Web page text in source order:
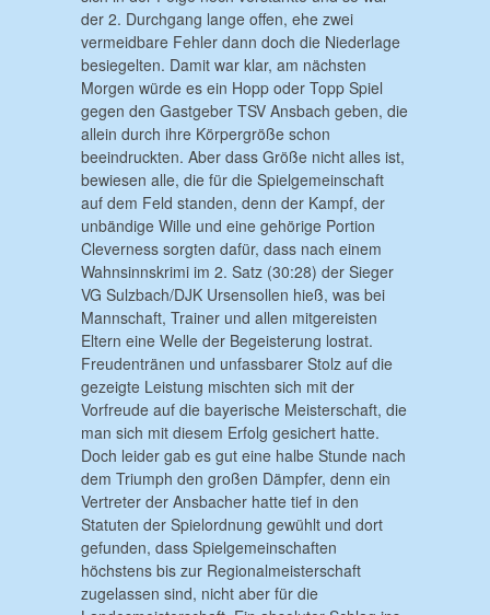
der 2. Durchgang lange offen, ehe zwei
vermeidbare Fehler dann doch die Niederlage
besiegelten. Damit war klar, am nächsten
Morgen würde es ein Hopp oder Topp Spiel
gegen den Gastgeber TSV Ansbach geben, die
allein durch ihre Körpergröße schon
beeindruckten. Aber dass Größe nicht alles ist,
bewiesen alle, die für die Spielgemeinschaft
auf dem Feld standen, denn der Kampf, der
unbändige Wille und eine gehörige Portion
Cleverness sorgten dafür, dass nach einem
Wahnsinnskrimi im 2. Satz (30:28) der Sieger
VG Sulzbach/DJK Ursensollen hieß, was bei
Mannschaft, Trainer und allen mitgereisten
Eltern eine Welle der Begeisterung lostrat.
Freudentränen und unfassbarer Stolz auf die
gezeigte Leistung mischten sich mit der
Vorfreude auf die bayerische Meisterschaft, die
man sich mit diesem Erfolg gesichert hatte.
Doch leider gab es gut eine halbe Stunde nach
dem Triumph den großen Dämpfer, denn ein
Vertreter der Ansbacher hatte tief in den
Statuten der Spielordnung gewühlt und dort
gefunden, dass Spielgemeinschaften
höchstens bis zur Regionalmeisterschaft
zugelassen sind, nicht aber für die